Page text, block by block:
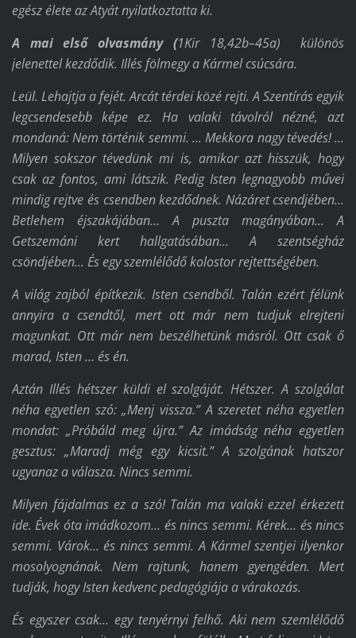
egész élete az Atyát nyilatkoztatta ki.
A mai első olvasmány (1Kir 18,42b–45a)
különös
jelenettel kezdődik. Illés fölmegy a Kármel csúcsára.
Leül. Lehajtja a fejét. Arcát térdei közé rejti. A Szentírás egyik
legcsendesebb képe ez. Ha valaki távolról nézné, azt
mondaná: Nem történik semmi. ... Mekkora nagy tévedés! ...
Milyen sokszor tévedünk mi is, amikor azt hisszük, hogy
csak az fontos, ami látszik. Pedig Isten legnagyobb művei
mindig rejtve és csendben kezdődnek. Názáret csendjében...
Betlehem éjszakájában... A puszta magányában... A
Getszemáni kert hallgatásában... A szentségház
csöndjében... És egy szemlélődő kolostor rejtettségében.
A világ zajból építkezik. Isten csendből. Talán ezért félünk
annyira a csendtől, mert ott már nem tudjuk elrejteni
magunkat. Ott már nem beszélhetünk másról. Ott csak ő
marad, Isten ... és én.
Aztán Illés hétszer küldi el szolgáját. Hétszer. A szolgálat
néha egyetlen szó: „Menj vissza.” A szeretet néha egyetlen
mondat: „Próbáld meg újra.” Az imádság néha egyetlen
gesztus: „Maradj még egy kicsit.” A szolgának hatszor
ugyanaz a válasza. Nincs semmi.
Milyen fájdalmas ez a szó! Talán ma valaki ezzel érkezett
ide. Évek óta imádkozom... és nincs semmi. Kérek... és nincs
semmi. Várok... és nincs semmi. A Kármel szentjei ilyenkor
mosolyognának. Nem rajtunk, hanem gyengéden. Mert
tudják, hogy Isten kedvenc pedagógiája a várakozás.
És egyszer csak... egy tenyérnyi felhő. Aki nem szemlélődő